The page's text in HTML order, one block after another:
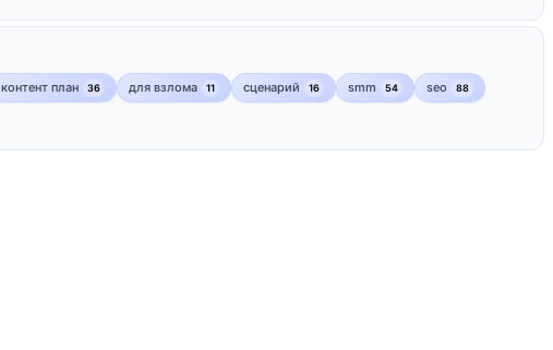
контент план 36 для взлома 11 сценарий 16 smm 54 seo 88